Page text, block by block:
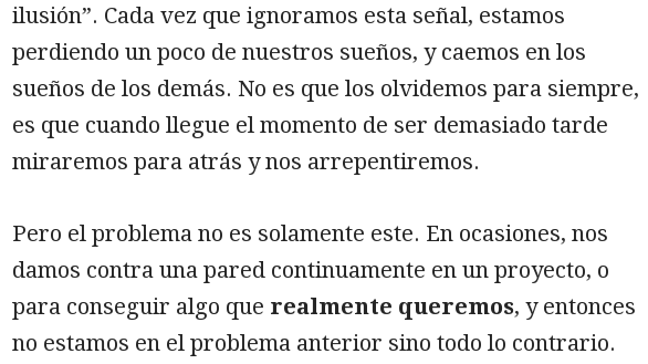
ilusión”. Cada vez que ignoramos esta señal, estamos
perdiendo un poco de nuestros sueños, y caemos en los
sueños de los demás. No es que los olvidemos para siempre,
es que cuando llegue el momento de ser demasiado tarde
miraremos para atrás y nos arrepentiremos.
Pero el problema no es solamente este. En ocasiones, nos
damos contra una pared continuamente en un proyecto, o
para conseguir algo que realmente queremos, y entonces
no estamos en el problema anterior sino todo lo contrario.